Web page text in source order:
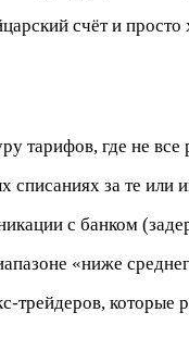
счёт и
тарифов, где не все
за те или
с банком
«ниже
которые